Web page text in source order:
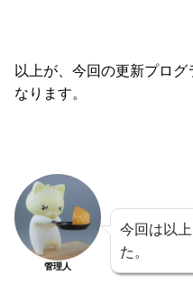
以上が、今回の更新プロ
なります。
管理人
今回は以
た。